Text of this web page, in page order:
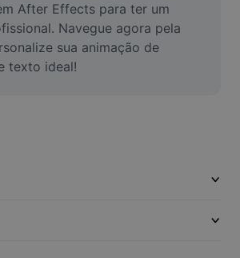
ao Vídeo
After Effects para ter um
Navegue agora pela
sua animação de
texto ideal!